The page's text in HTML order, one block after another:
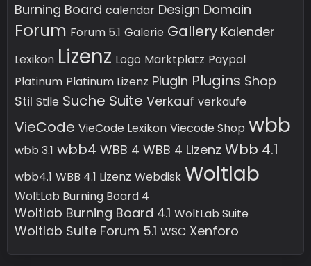
Burning Board calendar Design Domain
Forum Forum 5.1 Galerie Gallery Kalender
Lexikon Lizenz Logo Marktplatz Paypal
Platinum Platinum Lizenz Plugin Plugins Shop
Stil Stile Suche Suite Verkauf verkaufe
VieCode VieCode Lexikon Viecode Shop wbb
wbb 3.1 wbb4 WBB 4 WBB 4 Lizenz Wbb 4.1
wbb4.1 WBB 4.1 Lizenz Webdisk Woltlab
WoltLab Burning Board 4
Woltlab Burning Board 4.1 WoltLab Suite
Woltlab Suite Forum 5.1 WSC Xenforo